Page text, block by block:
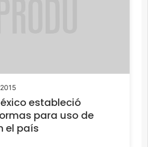
estableció
para uso de
el país